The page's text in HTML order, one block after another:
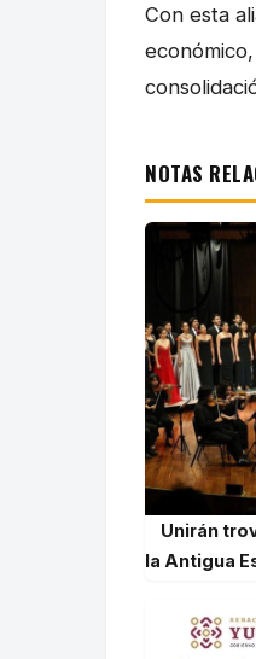
Con esta
NOTAS
Unirán
la Antigua